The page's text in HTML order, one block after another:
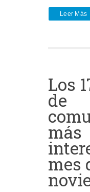
Leer Más
Los
de
más
mes